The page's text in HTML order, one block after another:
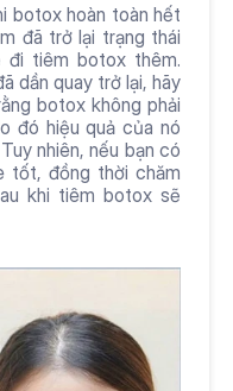
botox hoàn toàn hết
đã trở lại trạng thái
đi tiêm botox thêm.
dần quay trở lại, hãy
botox không phải
đó hiệu quả của nó
nhiên, nếu bạn có
tốt, đồng thời chăm
khi tiêm botox sẽ